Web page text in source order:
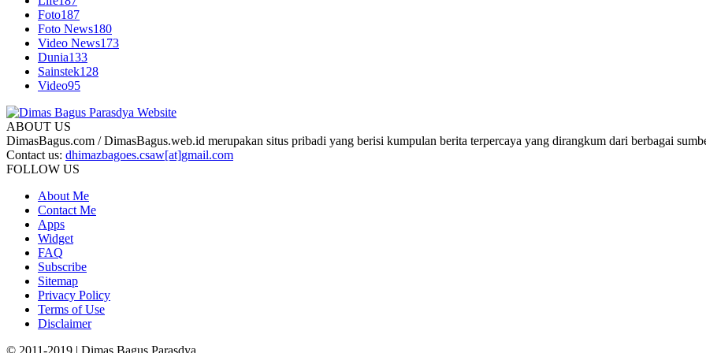
Foto187
Foto News180
Video News173
Dunia133
Sainstek128
Video95
ABOUT US
DimasBagus.com / DimasBagus.web.id merupakan situs pribadi yang berisi kumpulan berita terpercaya yang dirangkum dari berbagai
Contact us: dhimazbagoes.csaw[at]gmail.com
FOLLOW US
About Me
Contact Me
Apps
Widget
FAQ
Subscribe
Sitemap
Privacy Policy
Terms of Use
Disclaimer